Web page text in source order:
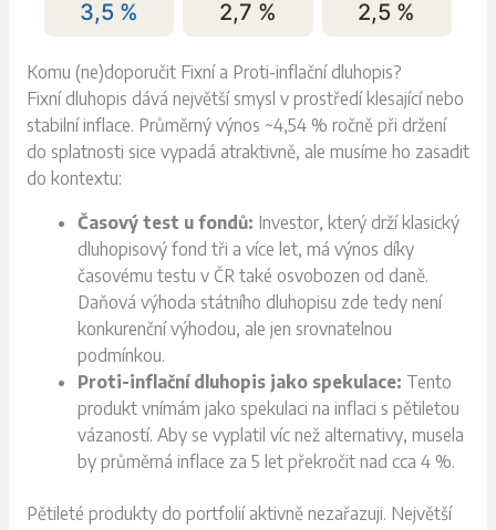
3,5 % 2,7 % 2,5 %
Komu (ne)doporučit Fixní a Proti-inflační dluhopis?
Fixní dluhopis dává největší smysl v prostředí klesající nebo
stabilní inflace. Průměrný výnos ~4,54 % ročně při držení
do splatnosti sice vypadá atraktivně, ale musíme ho zasadit
do kontextu:
Časový test u fondů: Investor, který drží klasický
dluhopisový fond tři a více let, má výnos díky
časovému testu v ČR také osvobozen od daně.
Daňová výhoda státního dluhopisu zde tedy není
konkurenční výhodou, ale jen srovnatelnou
podmínkou.
Proti-inflační dluhopis jako spekulace: Tento
produkt vnímám jako spekulaci na inflaci s pětiletou
vázaností. Aby se vyplatil víc než alternativy, musela
by průměrná inflace za 5 let překročit nad cca 4 %.
Pětileté produkty do portfolií aktivně nezařazuji. Největší